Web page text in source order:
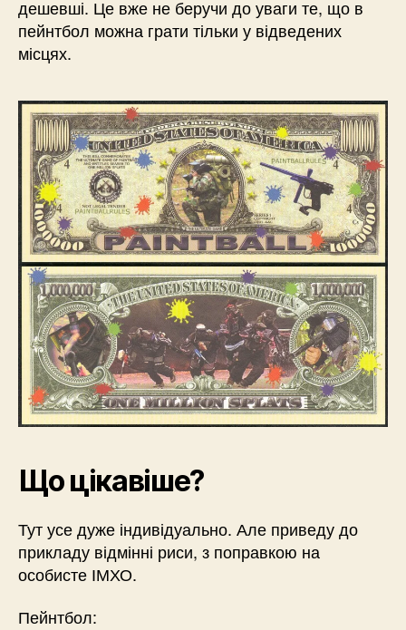
дешевші. Це вже не беручи до уваги те, що в
пейнтбол можна грати тільки у відведених
місцях.
Що цікавіше?
Тут усе дуже індивідуально. Але приведу до
прикладу відмінні риси, з поправкою на
особисте ІМХО.
Пейнтбол: